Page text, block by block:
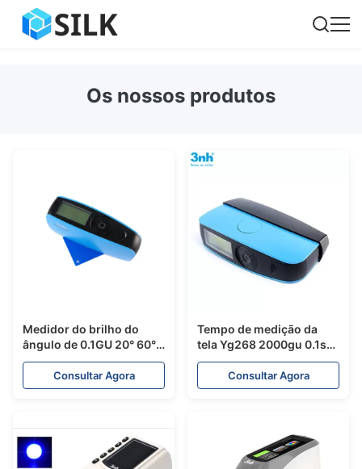
Os nossos produtos
Medidor do brilho do
ângulo de 0.1GU 20° 60°
85° Silk Yg268 três
Consultar Agora
Tempo de medição da
tela Yg268 2000gu 0.1s
de Digitas do medidor do
brilho da bateria do AA tri
para o granito
Consultar Agora